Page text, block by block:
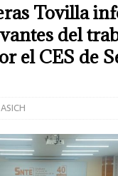
Tovilla
del
el CES de
ASICH